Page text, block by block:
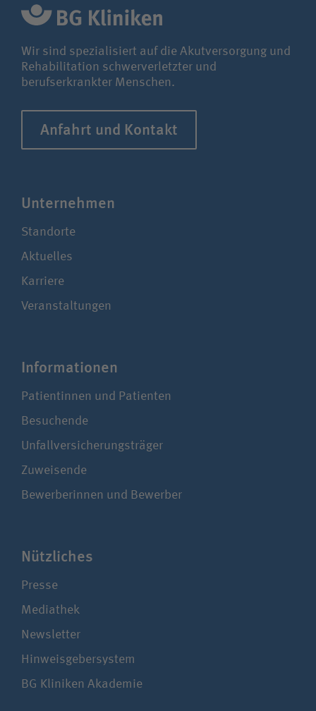
Wir sind spezialisiert auf die Akutversorgung und
Rehabilitation schwerverletzter und
berufserkrankter Menschen.
Anfahrt und Kontakt
Unter­nehmen
Standorte
Aktuelles
Karriere
Veranstaltungen
Infor­ma­tionen
Patientinnen und Patienten
Besuchende
Unfallversicherungsträger
Zuweisende
Bewerberinnen und Bewerber
Nützliches
Presse
Mediathek
Newsletter
Hinweisgebersystem
BG Kliniken Akademie